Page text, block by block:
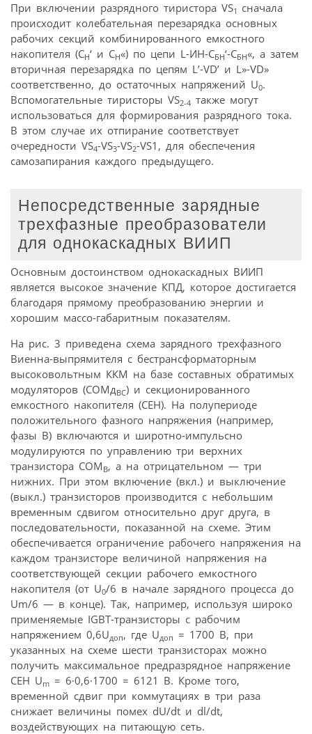
При включении разрядного тиристора VS1 сначала
происходит колебательная перезарядка основных
рабочих секций комбинированного емкостного
накопителя (СН‘ и СН«) по цепи L-ИН-СБН‘-СБН«, а затем
вторичная перезарядка по цепям L’-VD’ и L»-VD»
соответственно, до остаточных напряжений U0.
Вспомогательные тиристоры VS2-4 также могут
использоваться для формирования разрядного тока.
В этом случае их отпирание соответствует
очередности VS4-VS3-VS2-VS1, для обеспечения
самозапирания каждого предыдущего.
Непосредственные зарядные
трехфазные преобразователи
для однокаскадных ВИИП
Основным достоинством однокаскадных ВИИП
является высокое значение КПД, которое достигается
благодаря прямому преобразованию энергии и
хорошим массо-габаритным показателям.
На рис. 3 приведена схема зарядного трехфазного
Виенна-выпрямителя с бестрансформаторным
высоковольтным ККМ на базе составных обратимых
модуляторов (СОМдВС) и секционированного
емкостного накопителя (СЕН). На полупериоде
положительного фазного напряжения (например,
фазы В) включаются и широтно-импульсно
модулируются по управлению три верхних
транзистора СОМ В, а на отрицательном — три
нижних. При этом включение (вкл.) и выключение
(выкл.) транзисторов производится с небольшим
временным сдвигом относительно друг друга, в
последовательности, показанной на схеме. Этим
обеспечивается ограничение рабочего напряжения на
каждом транзисторе величиной напряжения на
соответствующей секции рабочего емкостного
накопителя (от U0/6 в начале зарядного процесса до
Um/6 — в конце). Так, например, используя широко
применяемые IGBT-транзисторы с рабочим
напряжением 0,6Uдоп, где Uдоп = 1700 В, при
указанных на схеме шести транзисторах можно
получить максимальное предразрядное напряжение
СЕН Um = 6·0,6·1700 = 6121 В. Кроме того,
временной сдвиг при коммутациях в три раза
снижает величины помех dU/dt и dl/dt,
воздействующих на питающую сеть.